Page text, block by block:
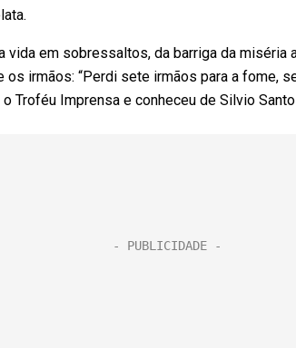
vida em sobressaltos, da barriga da miséria
irmãos: “Perdi sete irmãos para a fome,
Troféu Imprensa e conheceu de Silvio